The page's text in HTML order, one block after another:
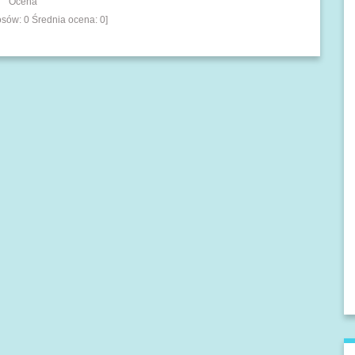
0 Średnia ocena: 0]